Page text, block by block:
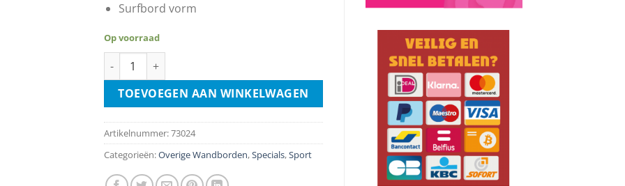
Surfbord vorm
Op voorraad
I Need My Beer To Function - Surf Board Style aantal
TOEVOEGEN AAN WINKELWAGEN
Artikelnummer:73024
Categorieën:Overige Wandborden,Specials,Sport